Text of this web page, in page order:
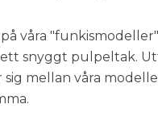
våra
ett snyggt pulpeltak.
sig mellan våra